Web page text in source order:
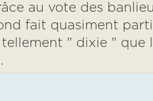
au vote des
fait quasiment
" dixie " que